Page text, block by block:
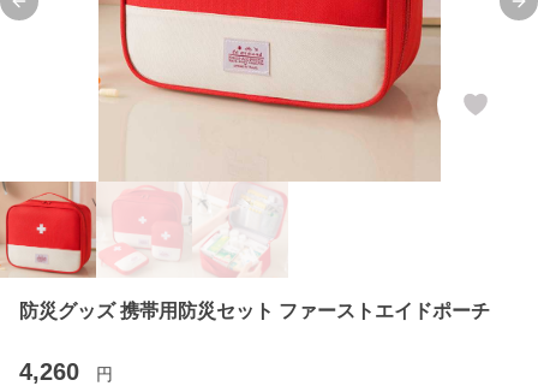
Previous slide
防災グッズ 携帯用防災セット ファーストエイドポーチ
4,260 円